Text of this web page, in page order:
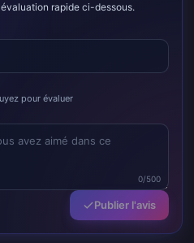
rapide ci-dessous.
pour évaluer
0/500
Publier l'avis